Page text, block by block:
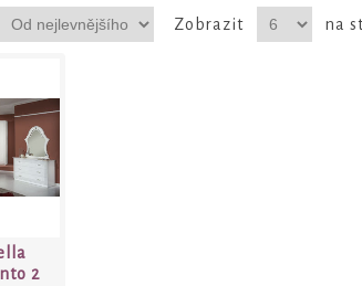
Zobrazit na
2